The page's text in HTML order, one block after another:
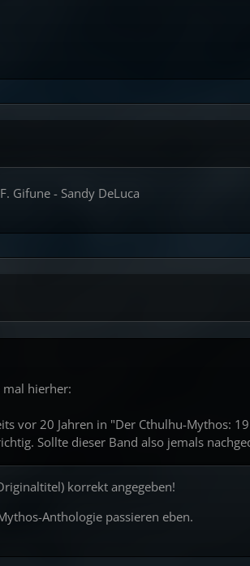
Gifune - Sandy DeLuca
mal hierher:
vor 20 Jahren in "Der Cthulhu-
Sollte dieser Band also jemals
korrekt angegeben!
Anthologie passieren eben.